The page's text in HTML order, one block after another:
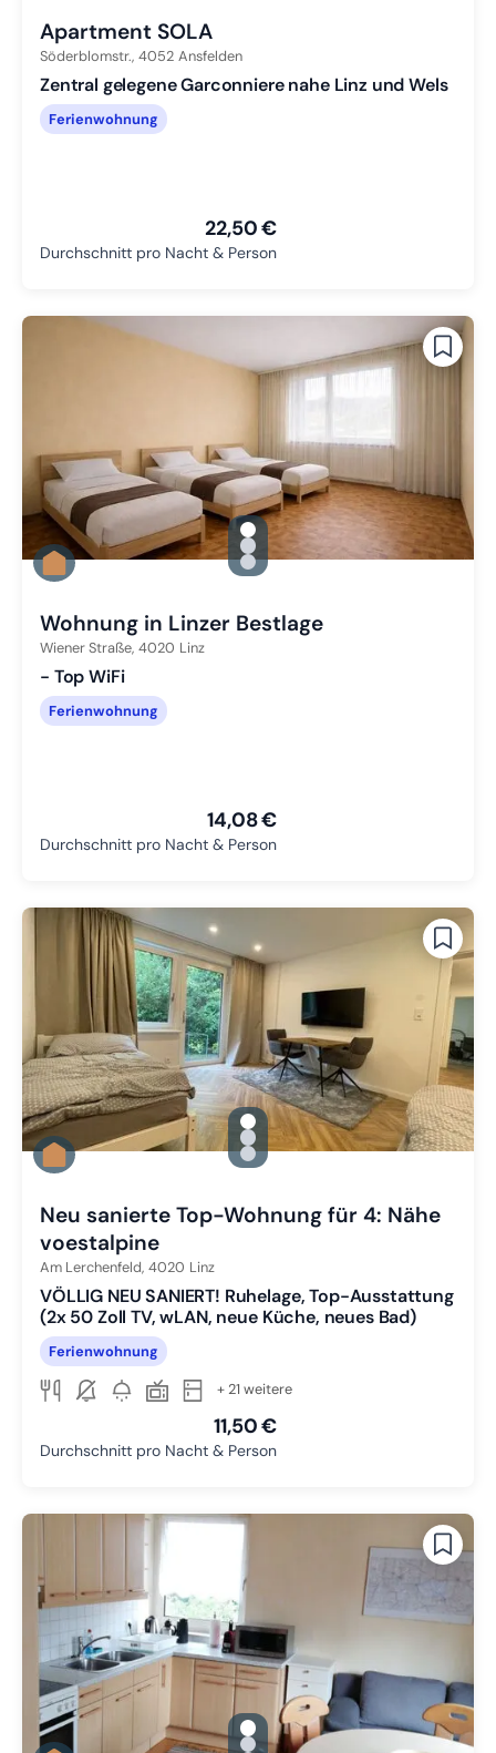
Apartment SOLA
Söderblomstr., 4052 Ansfelden
Zentral gelegene Garconniere nahe Linz und Wels
Ferienwohnung
22,50 €
Durchschnitt pro Nacht & Person
gallery.slide_selector
Zu Slide 1 wechseln
Zu Slide 2 wechseln
Zu Slide 3 wechseln
Wohnung in Linzer Bestlage
Wiener Straße, 4020 Linz
- Top WiFi
Ferienwohnung
14,08 €
Durchschnitt pro Nacht & Person
gallery.slide_selector
Zu Slide 1 wechseln
Zu Slide 2 wechseln
Zu Slide 3 wechseln
Neu sanierte Top-Wohnung für 4: Nähe
voestalpine
Am Lerchenfeld, 4020 Linz
VÖLLIG NEU SANIERT! Ruhelage, Top-Ausstattung
(2x 50 Zoll TV, wLAN, neue Küche, neues Bad)
Ferienwohnung
+ 21 weitere
11,50 €
Durchschnitt pro Nacht & Person
gallery.slide_selector
Zu Slide 1 wechseln